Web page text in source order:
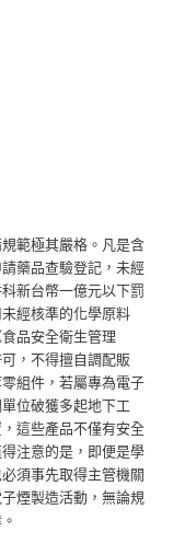
範極其嚴格。凡是含
藥品查驗登記，未經
新台幣一億元以下罰
經核準的化學原料
品安全衛生管理
，不得擅自調配販
組件，若屬專為電子
位破獲多起地下工
這些產品不僅有安全
注意的是，即便是學
須事先取得主管機關
煙製造活動，無論規